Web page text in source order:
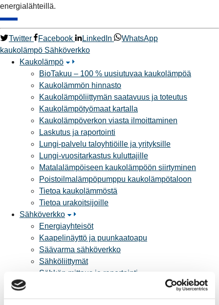
energialähteillä.
Twitter Facebook LinkedIn
WhatsApp
kaukolämpö Sähköverkko
Kaukolämpö
BioTakuu – 100 % uusiutuvaa kaukolämpöä
Kaukolämmön hinnasto
Kaukolämpöliittymän saatavuus ja toteutus
Kaukolämpötyömaat kartalla
Kaukolämpöverkon viasta ilmoittaminen
Laskutus ja raportointi
Lungi-palvelu taloyhtiöille ja yrityksille
Lungi-vuositarkastus kuluttajille
Matalalämpöiseen kaukolämpöön siirtyminen
Poistoilmalämpöpumppu kaukolämpötaloon
Tietoa kaukolämmöstä
Tietoa urakoitsijoille
Sähköverkko
Energiayhteisöt
Kaapelinäyttö ja puunkaatoapu
Säävarma sähköverkko
Sähköliittymät
Sähkön mittaus ja raportointi
Sähkönkulutuksen ohjaus kiinteistössä